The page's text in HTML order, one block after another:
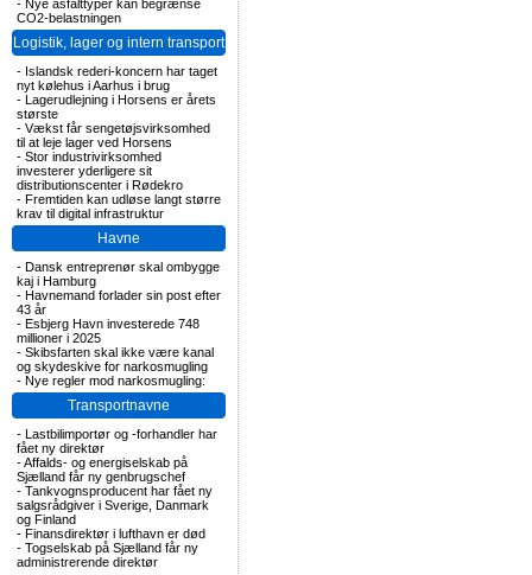
- Nye asfalttyper kan begrænse
CO2-belastningen
Logistik, lager og intern transport
- Islandsk rederi-koncern har taget
nyt kølehus i Aarhus i brug
- Lagerudlejning i Horsens er årets
største
- Vækst får sengetøjsvirksomhed
til at leje lager ved Horsens
- Stor industrivirksomhed
investerer yderligere sit
distributionscenter i Rødekro
- Fremtiden kan udløse langt større
krav til digital infrastruktur
Havne
- Dansk entreprenør skal ombygge
kaj i Hamburg
- Havnemand forlader sin post efter
43 år
- Esbjerg Havn investerede 748
millioner i 2025
- Skibsfarten skal ikke være kanal
og skydeskive for narkosmugling
- Nye regler mod narkosmugling:
Transportnavne
- Lastbilimportør og -forhandler har
fået ny direktør
-Affalds- og energiselskab på
Sjælland får ny genbrugschef
- Tankvognsproducent har fået ny
salgsrådgiver i Sverige, Danmark
og Finland
- Finansdirektør i lufthavn er død
- Togselskab på Sjælland får ny
administrerende direktør